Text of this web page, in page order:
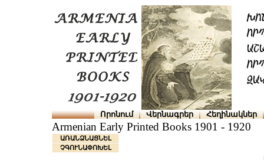
Որոնում Վերնագրեր Հեղինակներ
Armenian Early Printed Books 1901 - 1920
ԱՌԱՆՁՆԱՑՆԵԼ
ՉԳՈՒՆԱՓՈԽԵԼ